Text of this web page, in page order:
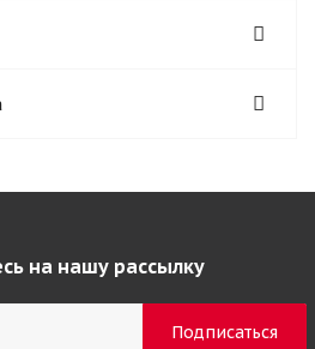
на нашу рассылку